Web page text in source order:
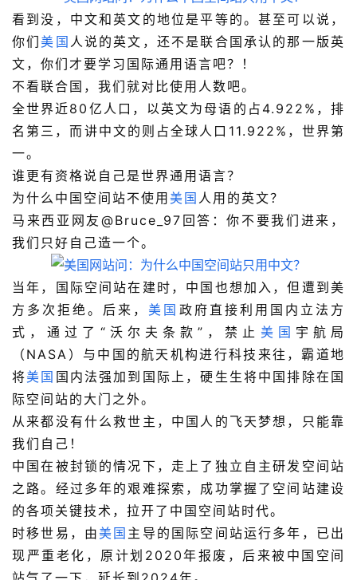
看到没，中文和英文的地位是平等的。甚至可以说，
你们美国 人说的英文，还不是联合国承认的那一版英
文，你们才要学习国际通用语言吧？！
不看联合国，我们就对比使用人数吧。
全世界近80亿人口，以英文为母语的占4.922%，排
名第三，而讲中文的则占全球人口11.922%，世界第
一。
谁更有资格说自己是世界通用语言？
为什么中国空间站不使用 美国 人用的英文？
马来西亚网友@Bruce_97 回答：你不要我们进来，
我们只好自己造一个。
当年，国际空间站在建时，中国也想加入，但遭到美
方多次拒绝。后来，美国 政府直接利用国内立法方
式，通过了“沃尔夫条款”，禁止 美国 宇航局
（NASA）与中国的航天机构进行科技来往，霸道地
将美国 国内法强加到国际上，硬生生将中国排除在国
际空间站的大门之外。
从来都没有什么救世主，中国人的飞天梦想，只能靠
我们自己！
中国在被封锁的情况下，走上了独立自主研发空间站
之路。经过多年的艰难探索，成功掌握了空间站建设
的各项关键技术，拉开了中国空间站时代。
时移世易，由美国 主导的国际空间站运行多年，已出
现严重老化，原计划2020年报废，后来被中国空间